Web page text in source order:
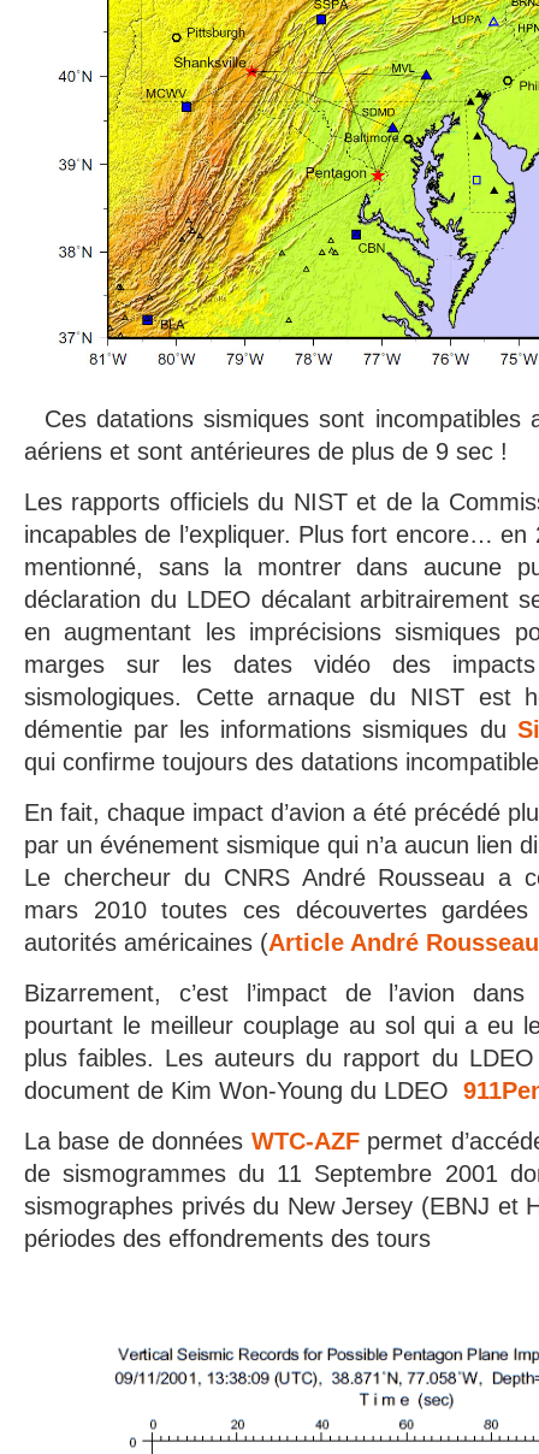
Ces datations sismiques sont incompatibles
aériens et sont antérieures de plus de 9 sec !
Les rapports officiels du NIST et de la
incapables de l’expliquer. Plus fort encore…
mentionné, sans la montrer dans aucune
déclaration du LDEO décalant arbitrairement
en augmentant les imprécisions sismiques
marges sur les dates vidéo des
sismologiques. Cette arnaque du NIST est
démentie par les informations sismiques du
qui confirme toujours des datations
En fait, chaque impact d’avion a été précédé
par un événement sismique qui n’a aucun lien
Le chercheur du CNRS André Rousseau a
mars 2010 toutes ces découvertes
autorités américaines (Article André Rousseau
Bizarrement, c’est l’impact de l’avion
pourtant le meilleur couplage au sol qui a eu
plus faibles. Les auteurs du rapport du
document de Kim Won-Young du LDEO
La base de données WTC-AZF permet
de sismogrammes du 11 Septembre 2001
sismographes privés du New Jersey (EBNJ et
périodes des effondrements des tours